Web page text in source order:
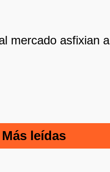
mercado asfixian a
Más leídas